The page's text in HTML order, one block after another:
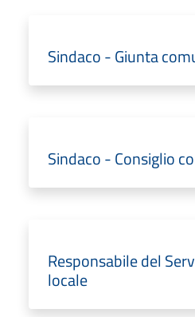
Sindaco - Giunta
Sindaco - Consiglio
Responsabile del
locale